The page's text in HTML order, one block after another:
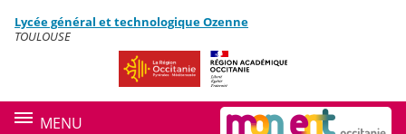
Menu de la rubrique
Contenu
Lycée général et technologique Ozenne
TOULOUSE
MENU